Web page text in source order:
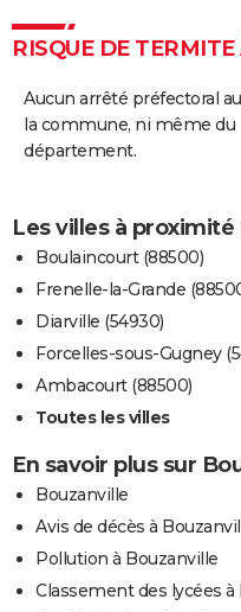
RISQUE DE
Aucun arrêté préfectoral
la commune, ni même du
département.
Les villes à
Boulaincourt (88500)
Frenelle-la-Grande
Diarville (54930)
Forcelles-sous-Gugney
Ambacourt (88500)
Toutes les villes
En savoir plus sur
Bouzanville
Avis de décès à
Pollution à Bouzanville
Classement des lycées à